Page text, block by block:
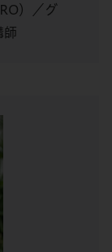
）／グ
師